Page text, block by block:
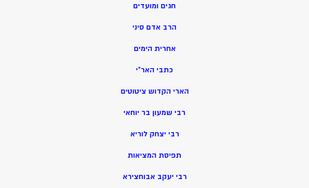
חגים ומועדים
הרב אדם סיני
אחרית הימים
כתבי האר”י
הארי הקדוש ציטוטים
רבי שמעון בר יוחאי
רבי יצחק לוריא
תפיסת המציאות
רבי יעקב אבוחצירא